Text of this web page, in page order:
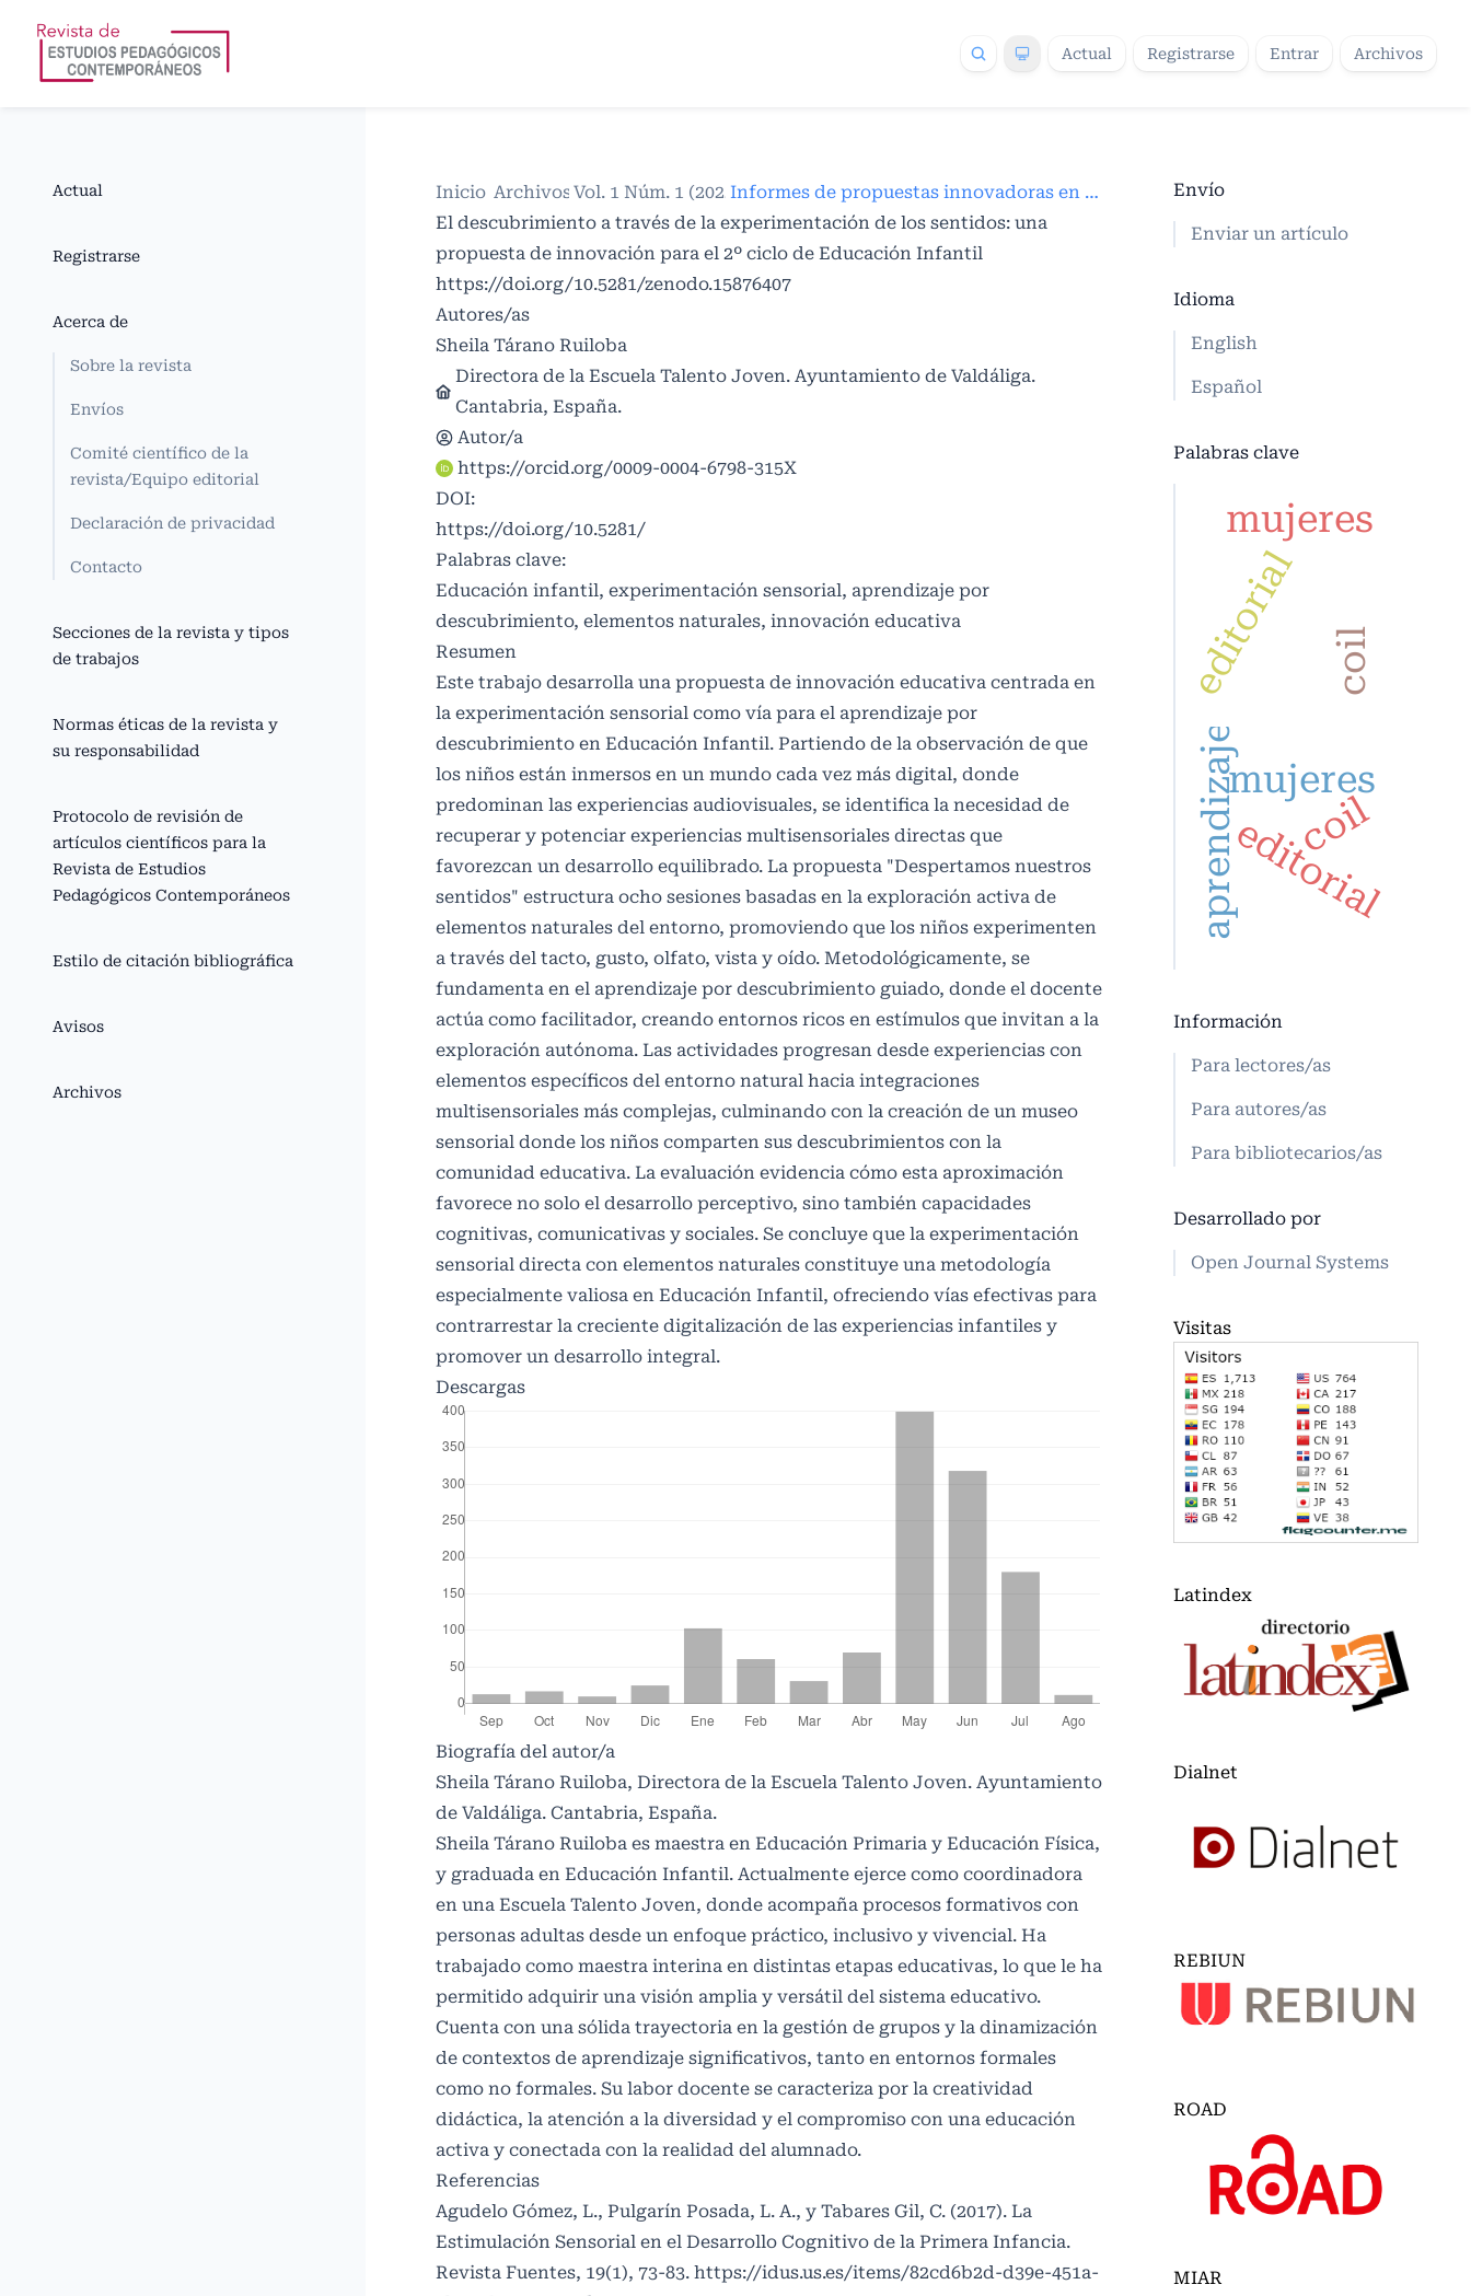
Actual Registrarse Entrar Archivos
Actual
Registrarse
Acerca de
Sobre la revista
Envíos
Comité científico de la
revista/Equipo editorial
Declaración de privacidad
Contacto
Secciones de la revista y tipos
de trabajos
Normas éticas de la revista y
su responsabilidad
Protocolo de revisión de
artículos científicos para la
Revista de Estudios
Pedagógicos Contemporáneos
Estilo de citación bibliográfica
Avisos
Archivos
Inicio /
Archivos /
Vol. 1 Núm. 1 (2025) /
Informes de propuestas innovadoras en educación
El descubrimiento a través de la experimentación de los sentidos: una
propuesta de innovación para el 2º ciclo de Educación Infantil
https://doi.org/10.5281/zenodo.15876407
Autores/as
Sheila Tárano Ruiloba
Directora de la Escuela Talento Joven. Ayuntamiento de Valdáliga.
Cantabria, España.
Autor/a
https://orcid.org/0009-0004-6798-315X
DOI:
https://doi.org/10.5281/
Palabras clave:
Educación infantil, experimentación sensorial, aprendizaje por
descubrimiento, elementos naturales, innovación educativa
Resumen
Este trabajo desarrolla una propuesta de innovación educativa centrada en
la experimentación sensorial como vía para el aprendizaje por
descubrimiento en Educación Infantil. Partiendo de la observación de que
los niños están inmersos en un mundo cada vez más digital, donde
predominan las experiencias audiovisuales, se identifica la necesidad de
recuperar y potenciar experiencias multisensoriales directas que
favorezcan un desarrollo equilibrado. La propuesta "Despertamos nuestros
sentidos" estructura ocho sesiones basadas en la exploración activa de
elementos naturales del entorno, promoviendo que los niños experimenten
a través del tacto, gusto, olfato, vista y oído. Metodológicamente, se
fundamenta en el aprendizaje por descubrimiento guiado, donde el docente
actúa como facilitador, creando entornos ricos en estímulos que invitan a la
exploración autónoma. Las actividades progresan desde experiencias con
elementos específicos del entorno natural hacia integraciones
multisensoriales más complejas, culminando con la creación de un museo
sensorial donde los niños comparten sus descubrimientos con la
comunidad educativa. La evaluación evidencia cómo esta aproximación
favorece no solo el desarrollo perceptivo, sino también capacidades
cognitivas, comunicativas y sociales. Se concluye que la experimentación
sensorial directa con elementos naturales constituye una metodología
especialmente valiosa en Educación Infantil, ofreciendo vías efectivas para
contrarrestar la creciente digitalización de las experiencias infantiles y
promover un desarrollo integral.
Descargas
Biografía del autor/a
Sheila Tárano Ruiloba, Directora de la Escuela Talento Joven. Ayuntamiento
de Valdáliga. Cantabria, España.
Sheila Tárano Ruiloba es maestra en Educación Primaria y Educación Física,
y graduada en Educación Infantil. Actualmente ejerce como coordinadora
en una Escuela Talento Joven, donde acompaña procesos formativos con
personas adultas desde un enfoque práctico, inclusivo y vivencial. Ha
trabajado como maestra interina en distintas etapas educativas, lo que le ha
permitido adquirir una visión amplia y versátil del sistema educativo.
Cuenta con una sólida trayectoria en la gestión de grupos y la dinamización
de contextos de aprendizaje significativos, tanto en entornos formales
como no formales. Su labor docente se caracteriza por la creatividad
didáctica, la atención a la diversidad y el compromiso con una educación
activa y conectada con la realidad del alumnado.
Referencias
Agudelo Gómez, L., Pulgarín Posada, L. A., y Tabares Gil, C. (2017). La
Estimulación Sensorial en el Desarrollo Cognitivo de la Primera Infancia.
Revista Fuentes, 19(1), 73-83. https://idus.us.es/items/82cd6b2d-d39e-451a-
Envío
Enviar un artículo
Idioma
English
Español
Palabras clave
editorial
mujeres
coil
editorial
mujeres
aprendizaje coil
Información
Para lectores/as
Para autores/as
Para bibliotecarios/as
Desarrollado por
Open Journal Systems
Visitas
Latindex
Dialnet
REBIUN
ROAD
MIAR